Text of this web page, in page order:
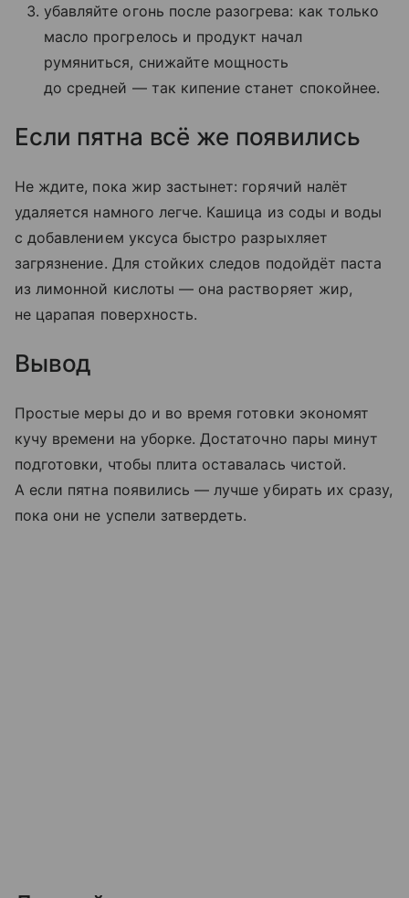
убавляйте огонь после разогрева: как только
масло прогрелось и продукт начал
румяниться, снижайте мощность
до средней — так кипение станет спокойнее.
Если пятна всё же появились
Не ждите, пока жир застынет: горячий налёт
удаляется намного легче. Кашица из соды и воды
с добавлением уксуса быстро разрыхляет
загрязнение. Для стойких следов подойдёт паста
из лимонной кислоты — она растворяет жир,
не царапая поверхность.
Вывод
Простые меры до и во время готовки экономят
кучу времени на уборке. Достаточно пары минут
подготовки, чтобы плита оставалась чистой.
А если пятна появились — лучше убирать их сразу,
пока они не успели затвердеть.